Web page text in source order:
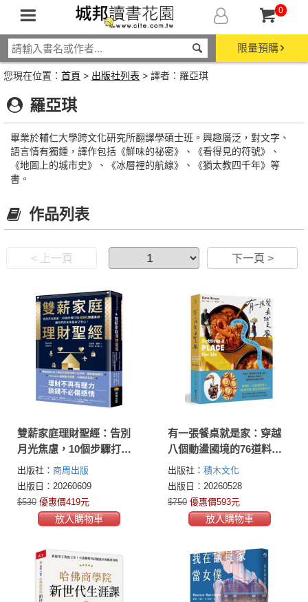
0
限量預購
您現在位置： 首頁 > 出版社列表 > 譯者：羅亞琪
羅亞琪
畢業於輔仁大學跨文化研究所翻譯學碩士班。興趣廣泛，對文字、
語言情有獨鍾，譯作包括《鮮味的祕密》、《看得見的符號》、
《地圖上的城市史》、《冰層裡的航線》、《猶太教四千年》等
書。
作品列表
< 上一頁 下一頁 >
雙薪家庭理財聖經：告別
月光焦慮，10個步驟打造
自動化致富系統，讓你們
的未來富裕又安心！
出版社： 商周出版
出版日：20260609
$530 優惠價419元
放入購物車
有一張餐桌就是家：穿越
八個動盪國境的76道料理
和日常滋味
出版社： 積木文化
出版日：20260528
$750 優惠價593元
放入購物車